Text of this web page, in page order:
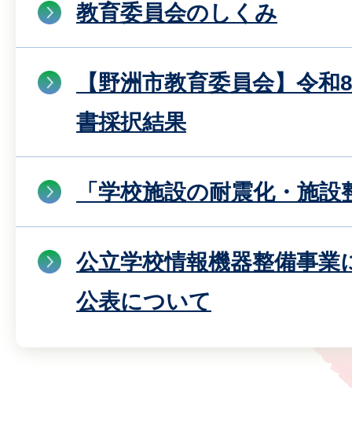
教育委員会のしくみ
【野洲市教育委員会】令
書採択結果
「学校施設の耐震化・施設
公立学校情報機器整備事業
公表について